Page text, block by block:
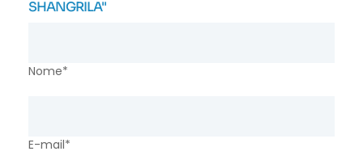
SHANGRILA"
Nome*
E-mail*